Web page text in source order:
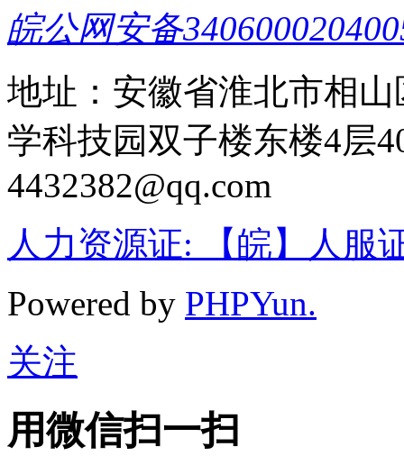
皖公网安备
地址：安徽省淮北市相
学科技园双子楼东楼4层
4432382@qq.com
人力资源证: 【皖】人服
Powered by PHPYun.
关注
用微信扫一扫